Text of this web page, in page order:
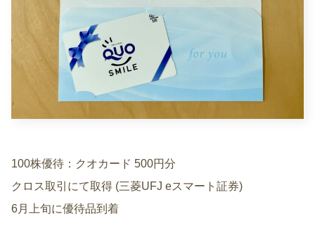
100株優待：クオカード 500円分
クロス取引にて取得 (三菱UFJ eスマート証券)
6月上旬に優待品到着